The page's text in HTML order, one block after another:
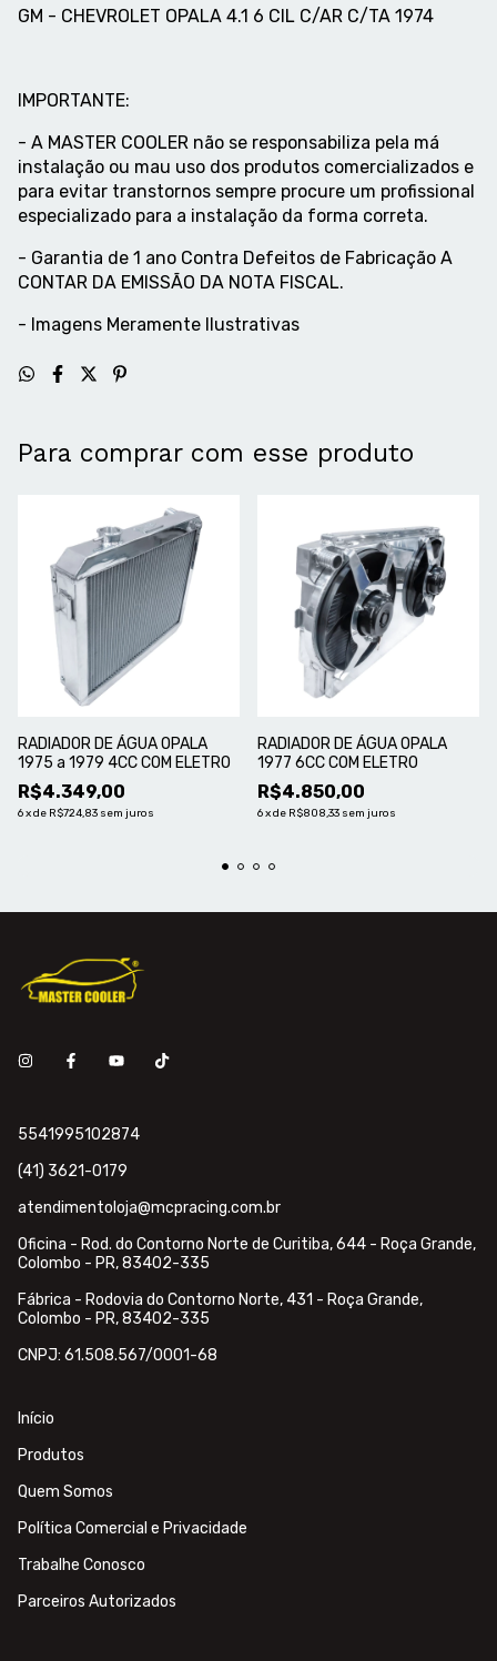
GM - CHEVROLET OPALA 4.1 6 CIL C/AR C/TA 1974
IMPORTANTE:
- A MASTER COOLER não se responsabiliza pela má
instalação ou mau uso dos produtos comercializados e
para evitar transtornos sempre procure um profissional
especializado para a instalação da forma correta.
- Garantia de 1 ano Contra Defeitos de Fabricação A
CONTAR DA EMISSÃO DA NOTA FISCAL.
- Imagens Meramente Ilustrativas
Para comprar com esse produto
RADIADOR DE ÁGUA OPALA
1975 a 1979 4CC COM ELETRO
R$4.349,00
6xde R$724,83 sem juros
RADIADOR DE ÁGUA OPALA
1977 6CC COM ELETRO
R$4.850,00
6xde R$808,33 sem juros
5541995102874
(41) 3621-0179
atendimentoloja@mcpracing.com.br
Oficina - Rod. do Contorno Norte de Curitiba, 644 - Roça Grande,
Colombo - PR, 83402-335
Fábrica - Rodovia do Contorno Norte, 431 - Roça Grande,
Colombo - PR, 83402-335
CNPJ: 61.508.567/0001-68
Início
Produtos
Quem Somos
Política Comercial e Privacidade
Trabalhe Conosco
Parceiros Autorizados